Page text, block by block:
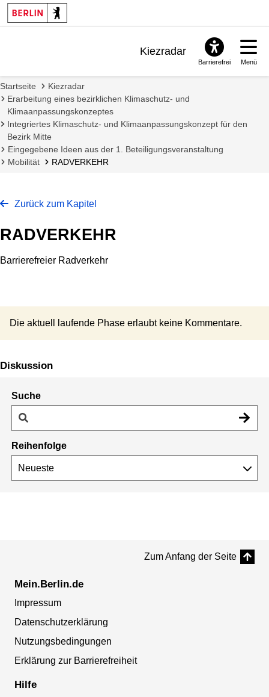
Kiezradar
Barrierefrei Menü
Startseite
Kiezradar
Erarbeitung eines bezirklichen Klimaschutz- und
Klimaanpassungskonzeptes
Integriertes Klimaschutz- und Klimaanpassungskonzept für den
Bezirk Mitte
Eingegebene Ideen aus der 1. Beteiligungsveranstaltung
Mobilität
RADVERKEHR
Zurück zum Kapitel
RADVERKEHR
Barrierefreier Radverkehr
Die aktuell laufende Phase erlaubt keine Kommentare.
Diskussion
Suche
Reihenfolge
Zum Anfang der Seite
Mein.Berlin.de
Impressum
Datenschutzerklärung
Nutzungsbedingungen
Erklärung zur Barrierefreiheit
Hilfe